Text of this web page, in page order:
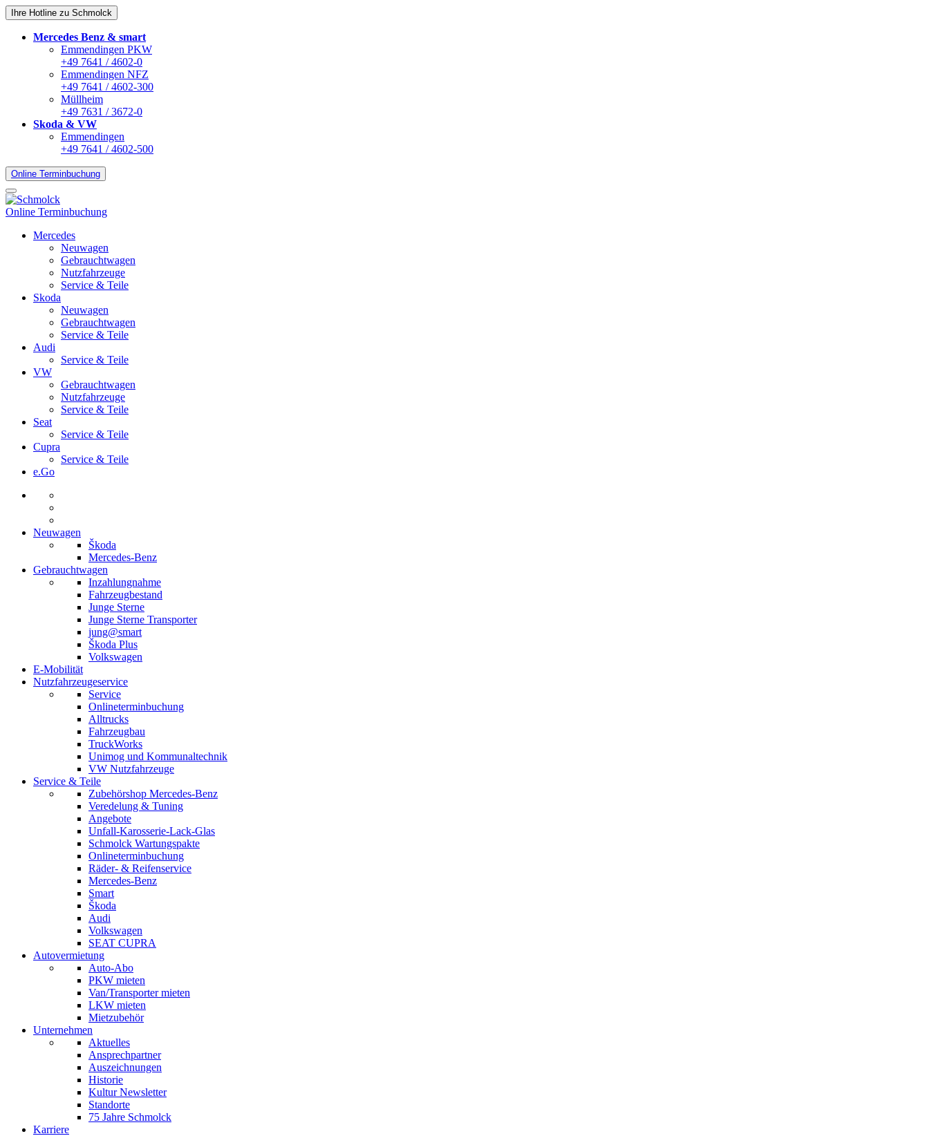
Ihre Hotline zu Schmolck
Mercedes Benz & smart
Emmendingen PKW
+49 7641 / 4602-0
Emmendingen NFZ
+49 7641 / 4602-300
Müllheim
+49 7631 / 3672-0
Skoda & VW
Emmendingen
+49 7641 / 4602-500
Online Terminbuchung
Online Terminbuchung
Mercedes
Neuwagen
Gebrauchtwagen
Nutzfahrzeuge
Service & Teile
Skoda
Neuwagen
Gebrauchtwagen
Service & Teile
Audi
Service & Teile
VW
Gebrauchtwagen
Nutzfahrzeuge
Service & Teile
Seat
Service & Teile
Cupra
Service & Teile
e.Go
Neuwagen
Škoda
Mercedes-Benz
Gebrauchtwagen
Inzahlungnahme
Fahrzeugbestand
Junge Sterne
Junge Sterne Transporter
jung@smart
Škoda Plus
Volkswagen
E-Mobilität
Nutzfahrzeugeservice
Service
Onlineterminbuchung
Alltrucks
Fahrzeugbau
TruckWorks
Unimog und Kommunaltechnik
VW Nutzfahrzeuge
Service & Teile
Zubehörshop Mercedes-Benz
Veredelung & Tuning
Angebote
Unfall-Karosserie-Lack-Glas
Schmolck Wartungspakte
Onlineterminbuchung
Räder- & Reifenservice
Mercedes-Benz
Smart
Škoda
Audi
Volkswagen
SEAT CUPRA
Autovermietung
Auto-Abo
PKW mieten
Van/Transporter mieten
LKW mieten
Mietzubehör
Unternehmen
Aktuelles
Ansprechpartner
Auszeichnungen
Historie
Kultur Newsletter
Standorte
75 Jahre Schmolck
Karriere